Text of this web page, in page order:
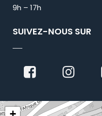
9h – 17h
SUIVEZ-NOUS SUR